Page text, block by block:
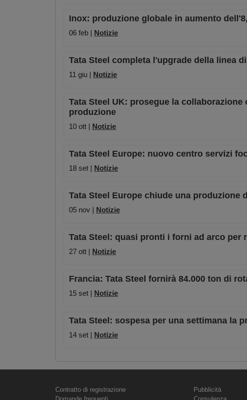
Inox: produzione globale in aumento
06 feb | Notizie
Tata Steel completa l'upgrade della linea
11 giu | Notizie
Tata Steel UK: prosegue la
produzione
10 ott | Notizie
Tata Steel Europe: nuovo centro servizi
18 set | Notizie
Tata Steel Europe chiude una produzione
05 nov | Notizie
Tata Steel: quasi pronti i forni ad arco
27 ott | Notizie
Francia: Tata Steel fornirà 84.000 ton di
15 set | Notizie
Tata Steel: sospesa per una settimana la
14 set | Notizie
Contratto di registrazione
Pubblicità